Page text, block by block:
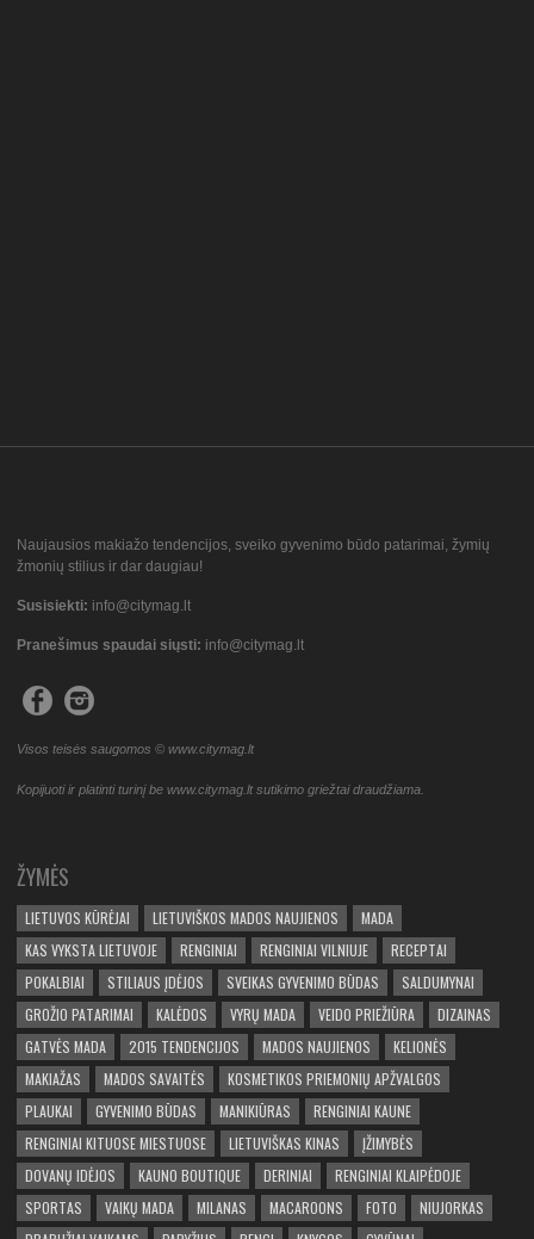
Naujausios makiažo tendencijos, sveiko gyvenimo būdo patarimai, žymių
žmonių stilius ir dar daugiau!
Susisiekti: info@citymag.lt
Pranešimus spaudai siųsti: info@citymag.lt
Visos teisės saugomos © www.citymag.lt
Kopijuoti ir platinti turinį be www.citymag.lt sutikimo griežtai draudžiama.
ŽYMĖS
LIETUVOS KŪRĖJAI LIETUVIŠKOS MADOS NAUJIENOS
MADA
KAS VYKSTA LIETUVOJE
RENGINIAI RENGINIAI VILNIUJE
RECEPTAI
POKALBIAI
STILIAUS ĮDĖJOS SVEIKAS GYVENIMO BŪDAS
SALDUMYNAI
GROŽIO PATARIMAI
KALĖDOS VYRŲ MADA VEIDO PRIEŽIŪRA
DIZAINAS
GATVĖS MADA
2015 TENDENCIJOS MADOS NAUJIENOS
KELIONĖS
MAKIAŽAS
MADOS SAVAITĖS
KOSMETIKOS PRIEMONIŲ APŽVALGOS
PLAUKAI
GYVENIMO BŪDAS MANIKIŪRAS
RENGINIAI KAUNE
RENGINIAI KITUOSE MIESTUOSE
LIETUVIŠKAS KINAS
ĮŽIMYBĖS
DOVANŲ IDĖJOS
KAUNO BOUTIQUE DERINIAI
RENGINIAI KLAIPĖDOJE
SPORTAS
VAIKŲ MADA MILANAS MACAROONS FOTO
NIUJORKAS